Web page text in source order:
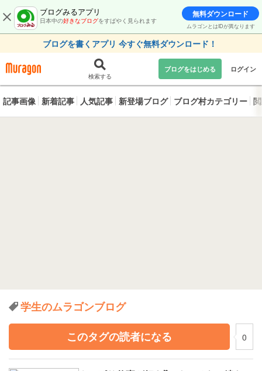
ブログみるアプリ
日本中の好きなブログをすばやく見られます
無料ダウンロード
ムラゴンとはIDが異なります
ブログを書くアプリ 今すぐ無料ダウンロード！
検索する
ブログをはじめる ログイン
記事画像 新着記事 人気記事 新登場ブログ ブログ村カテゴリー
学生のムラゴンブログ
このタグの読者になる
0